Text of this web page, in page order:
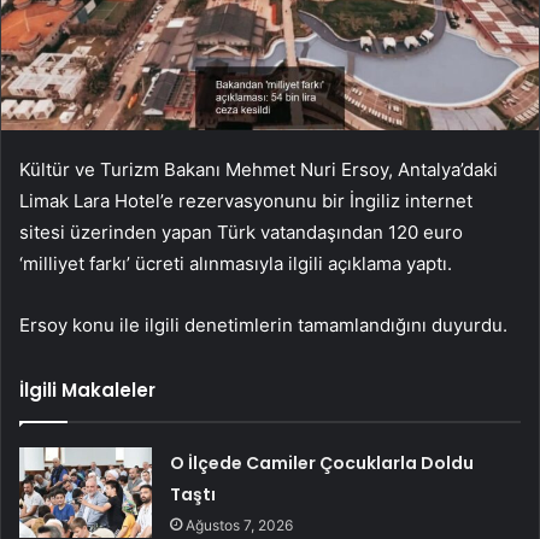
Kültür ve Turizm Bakanı Mehmet Nuri Ersoy, Antalya’daki
Limak Lara Hotel’e rezervasyonunu bir İngiliz internet
sitesi üzerinden yapan Türk vatandaşından 120 euro
‘milliyet farkı’ ücreti alınmasıyla ilgili açıklama yaptı.
Ersoy konu ile ilgili denetimlerin tamamlandığını duyurdu.
İlgili Makaleler
O İlçede Camiler Çocuklarla Doldu
Taştı
Ağustos 7, 2026